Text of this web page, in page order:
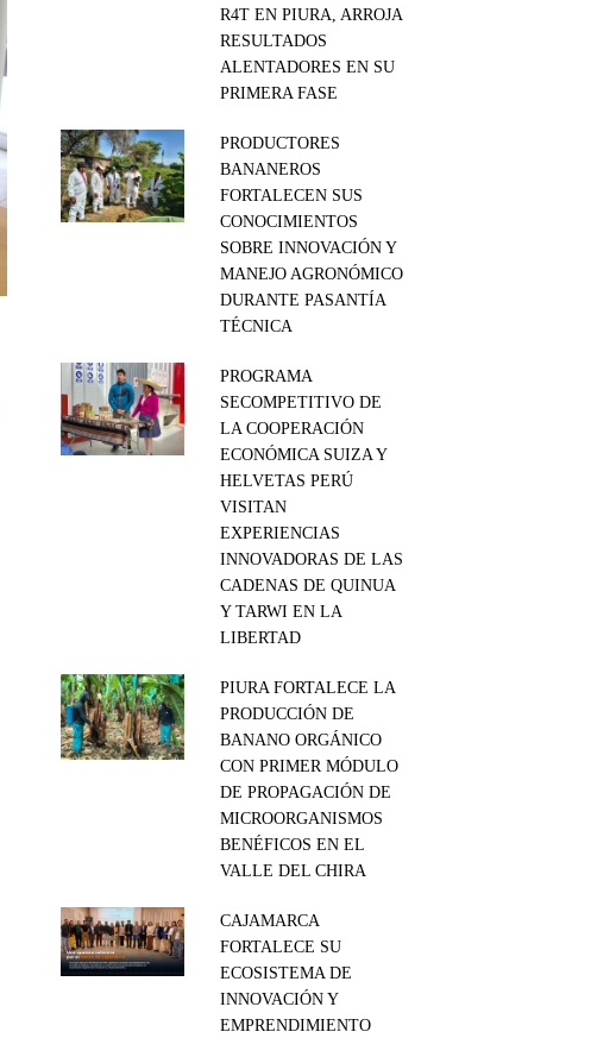
R4T EN PIURA, ARROJA
RESULTADOS
ALENTADORES EN SU
PRIMERA FASE
PRODUCTORES
BANANEROS
FORTALECEN SUS
CONOCIMIENTOS
SOBRE INNOVACIÓN Y
MANEJO AGRONÓMICO
DURANTE PASANTÍA
TÉCNICA
PROGRAMA
SECOMPETITIVO DE
LA COOPERACIÓN
ECONÓMICA SUIZA Y
HELVETAS PERÚ
VISITAN
EXPERIENCIAS
INNOVADORAS DE LAS
CADENAS DE QUINUA
Y TARWI EN LA
LIBERTAD
PIURA FORTALECE LA
PRODUCCIÓN DE
BANANO ORGÁNICO
CON PRIMER MÓDULO
DE PROPAGACIÓN DE
MICROORGANISMOS
BENÉFICOS EN EL
VALLE DEL CHIRA
CAJAMARCA
FORTALECE SU
ECOSISTEMA DE
INNOVACIÓN Y
EMPRENDIMIENTO